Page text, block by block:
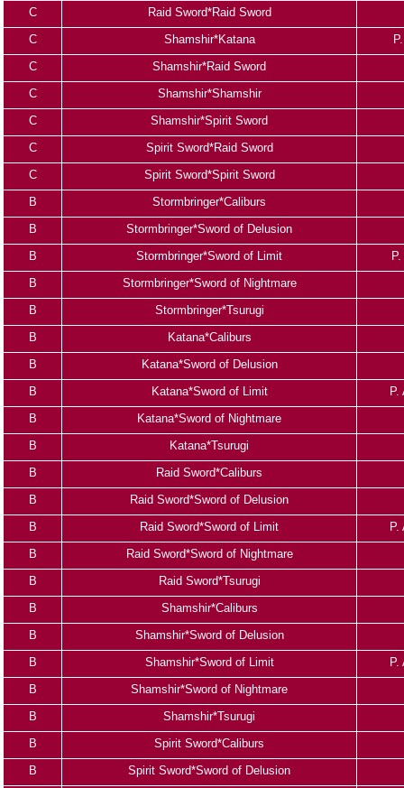
C
Raid Sword*Raid Sword
C
Shamshir*Katana
C
Shamshir*Raid Sword
C
Shamshir*Shamshir
C
Shamshir*Spirit Sword
C
Spirit Sword*Raid Sword
C
Spirit Sword*Spirit Sword
B
Stormbringer*Caliburs
B
Stormbringer*Sword of Delusion
B
Stormbringer*Sword of Limit
B
Stormbringer*Sword of Nightmare
B
Stormbringer*Tsurugi
B
Katana*Caliburs
B
Katana*Sword of Delusion
B
Katana*Sword of Limit
B
Katana*Sword of Nightmare
B
Katana*Tsurugi
B
Raid Sword*Caliburs
B
Raid Sword*Sword of Delusion
B
Raid Sword*Sword of Limit
B
Raid Sword*Sword of Nightmare
B
Raid Sword*Tsurugi
B
Shamshir*Caliburs
B
Shamshir*Sword of Delusion
B
Shamshir*Sword of Limit
B
Shamshir*Sword of Nightmare
B
Shamshir*Tsurugi
B
Spirit Sword*Caliburs
B
Spirit Sword*Sword of Delusion